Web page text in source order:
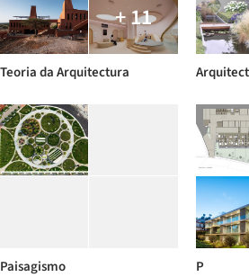
+ 11
Teoria da Arquitectura
Paisagismo P